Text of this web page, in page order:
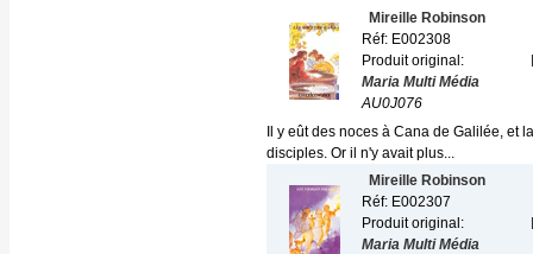
Mireille Robinson
Réf: E002308
Produit original:
Maria Multi Média
AU0J076
Il y eût des noces à Cana de Galilée, et
disciples. Or il n'y avait plus...
Mireille Robinson
Réf: E002307
Produit original:
Maria Multi Média